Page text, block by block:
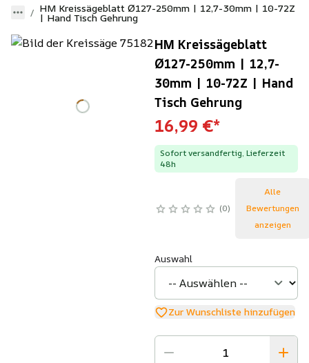
HM Kreissägeblatt Ø127-250mm | 12,7-30mm | 10-72Z
| Hand Tisch Gehrung
HM Kreissägeblatt
Ø127-250mm | 12,7-
30mm | 10-72Z | Hand
Tisch Gehrung
16,99 €*
Sofort versandfertig, Lieferzeit
48h
0
Alle
Bewertungen
anzeigen
Auswahl
Zur Wunschliste hinzufügen